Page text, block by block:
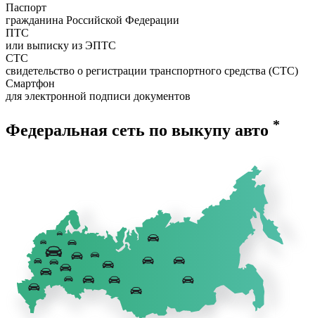
Паспорт
гражданина Российской Федерации
ПТС
или выписку из ЭПТС
СТС
свидетельство о регистрации транспортного средства (СТС)
Смартфон
для электронной подписи документов
Федеральная сеть по выкупу авто *